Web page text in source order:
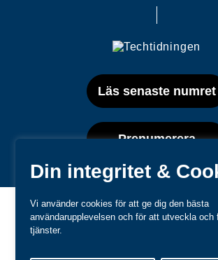
Din integritet &
Vi använder cookies för att ge dig den bästa
användarupplevelsen och för att utveckla och
tjänster.
Läs senaste numret
Prenumerera